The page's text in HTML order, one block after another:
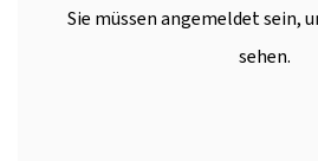
Sie müssen angemeldet sein,
sehen.